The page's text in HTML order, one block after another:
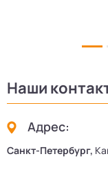
Наши
Адрес:
Санкт-Петербург,